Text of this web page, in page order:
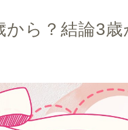
ら？結論3歳